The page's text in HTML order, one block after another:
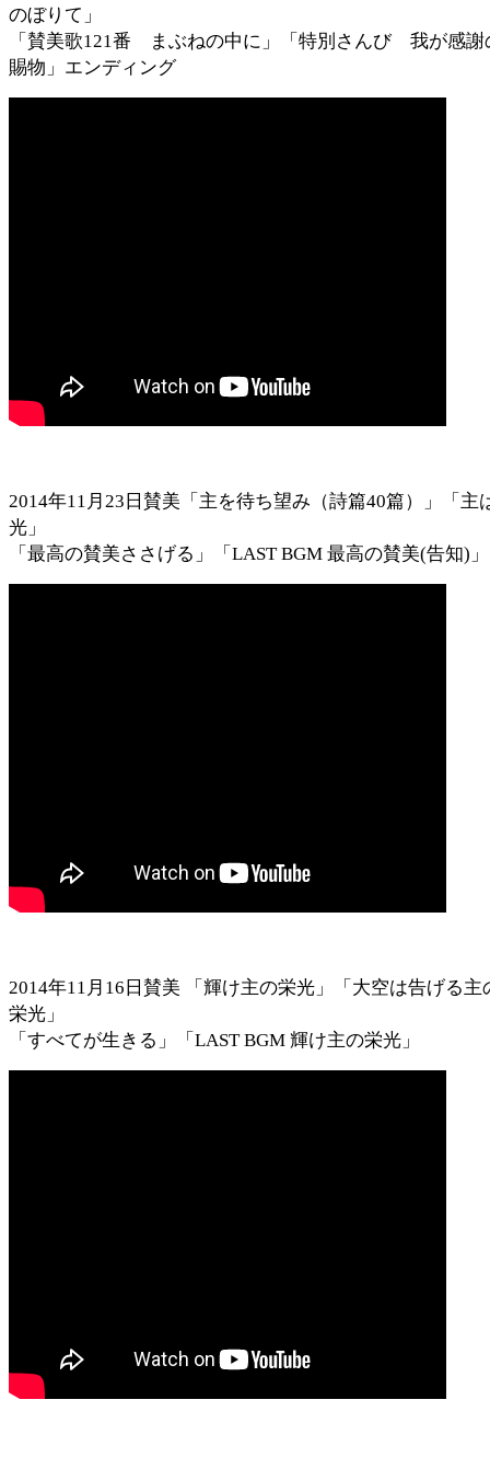
のぼりて」
「賛美歌121番 まぶねの中に」「特別さんび 我が感謝
賜物」エンディング
2014年11月23日賛美「主を待ち望み（詩篇40篇）」「主
光」
「最高の賛美ささげる」「LAST BGM 最高の賛美(告知)」
2014年11月16日賛美 「輝け主の栄光」「大空は告げる主
栄光」
「すべてが生きる」「LAST BGM 輝け主の栄光」